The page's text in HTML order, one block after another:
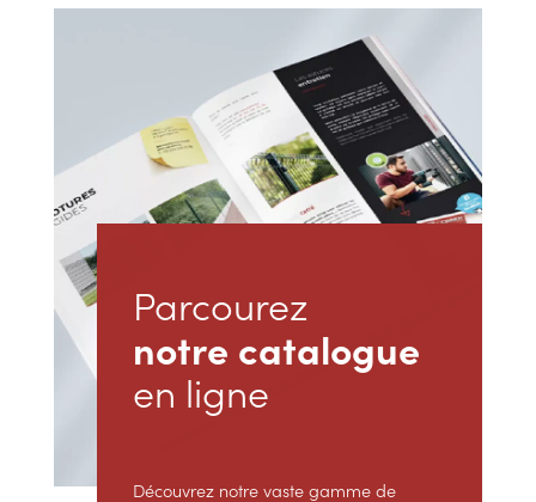
Parcourez
notre catalogue
en ligne
Découvrez notre vaste gamme de